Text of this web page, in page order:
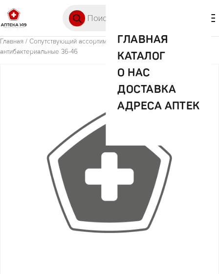
ГЛАВНАЯ
КАТАЛОГ
О НАС
ДОСТАВКА
АДРЕСА АПТЕК
Главная / Сопутствующий ассортимент (прочее)/ Дамавик стельки
антибактериальные 36-46